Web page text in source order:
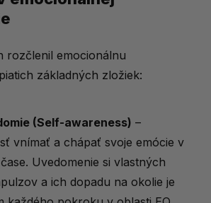
rozčlenil emocionálnu
základných zložiek:
(Self-awareness) –
vnímať a chápať svoje emócie v
Uvedomenie si vlastných
a ich dopadu na okolie je